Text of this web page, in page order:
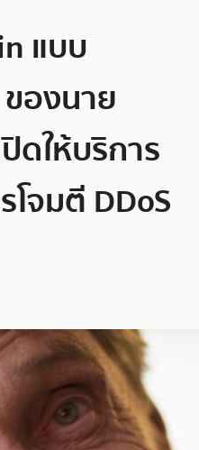
แบบ
องนาย
ดให้บริการ
โจมตี DDoS